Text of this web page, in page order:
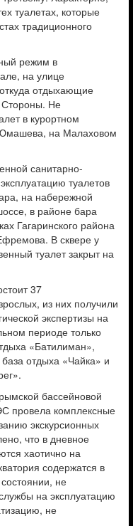
туалетах, которые
традиционного
режим в
на улице
отдыхающие
Стороны. Не
в курортном
Юмашева, на Малаховом
санитарно-
туалетов
на набережной
в районе бара
Гагаринского района
В сквере у
туалет закрыт на
37
из них получили
экспертизы на
периоде только
«Батилиман»,
отдыха «Чайка» и
бассейновой
провела комплексные
экскурсионных
что в дневное
хаотично на
содержатся в
не
на эксплуатацию
не